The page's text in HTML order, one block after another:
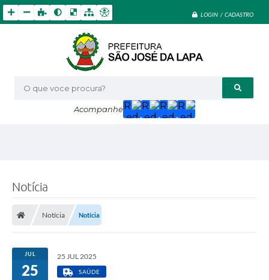
LOGIN / CADASTRO
O que voce procura?
Acompanhe
Notícia
Notícia Notícia
JUL
25
25 JUL 2025
SAÚDE